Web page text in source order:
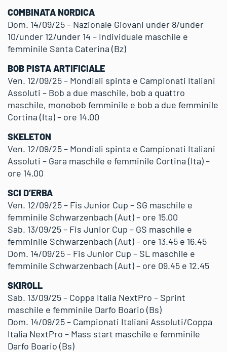
COMBINATA NORDICA
Dom. 14/09/25 – Nazionale Giovani under 8/under
10/under 12/under 14 – Individuale maschile e
femminile Santa Caterina (Bz)
BOB PISTA ARTIFICIALE
Ven. 12/09/25 – Mondiali spinta e Campionati Italiani
Assoluti – Bob a due maschile, bob a quattro
maschile, monobob femminile e bob a due femminile
Cortina (Ita) – ore 14.00
SKELETON
Ven. 12/09/25 – Mondiali spinta e Campionati Italiani
Assoluti – Gara maschile e femminile Cortina (Ita) –
ore 14.00
SCI D’ERBA
Ven. 12/09/25 – Fis Junior Cup – SG maschile e
femminile Schwarzenbach (Aut) – ore 15.00
Sab. 13/09/25 – Fis Junior Cup – GS maschile e
femminile Schwarzenbach (Aut) – ore 13.45 e 16.45
Dom. 14/09/25 – Fis Junior Cup – SL maschile e
femminile Schwarzenbach (Aut) – ore 09.45 e 12.45
SKIROLL
Sab. 13/09/25 – Coppa Italia NextPro – Sprint
maschile e femminile Darfo Boario (Bs)
Dom. 14/09/25 – Campionati Italiani Assoluti/Coppa
Italia NextPro – Mass start maschile e femminile
Darfo Boario (Bs)